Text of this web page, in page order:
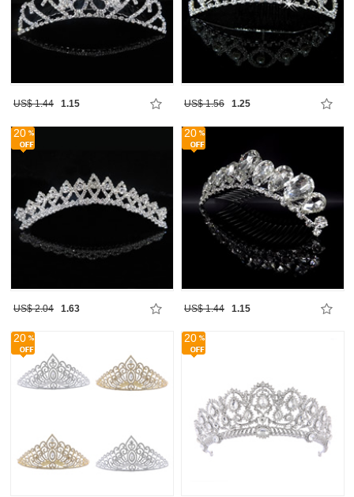
US$ 1.44 1.15 US$ 1.56 1.25
20
US$ 2.04 1.63
20
US$ 1.44 1.15
20 20